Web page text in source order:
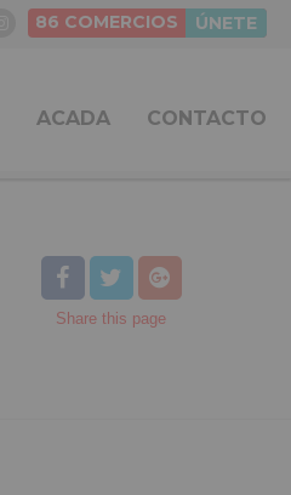
86 COMERCIOS ÚNETE
ACADA CONTACTO
Share this page